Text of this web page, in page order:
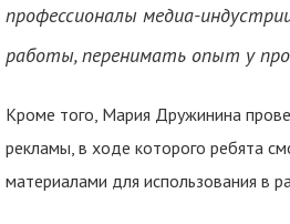
профессионалы медиа-
работы, перенимать опыт у
Кроме того, Мария Дружинина
рекламы, в ходе которого ребята
материалами для использования в